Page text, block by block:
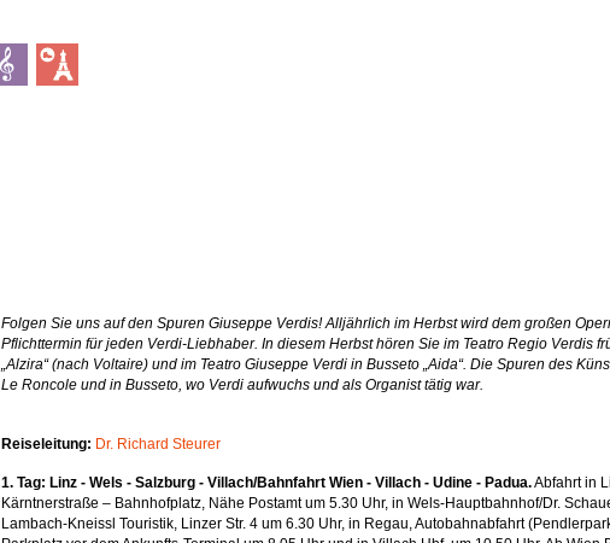
Folgen Sie uns auf den Spuren Giuseppe Verdis! Alljährlich im Herbst wird dem großen
Pflichttermin für jeden Verdi-Liebhaber. In diesem Herbst hören Sie im Teatro Regio Verdis
„Alzira“ (nach Voltaire) und im Teatro Giuseppe Verdi in Busseto „Aida“. Die Spuren des
Le Roncole und in Busseto, wo Verdi aufwuchs und als Organist tätig war.
Reiseleitung: Dr. Richard Steurer
1. Tag: Linz - Wels - Salzburg - Villach/Bahnfahrt Wien - Villach - Udine - Padua.Abfahrt in
Kärntnerstraße – Bahnhofplatz, Nähe Postamt um 5.30 Uhr, in Wels-Hauptbahnhof/Dr.
Lambach-Kneissl Touristik, Linzer Str. 4 um 6.30 Uhr, in Regau, Autobahnabfahrt